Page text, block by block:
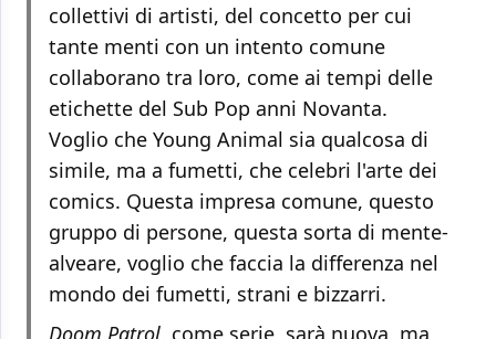
collettivi di artisti, del concetto per cui
tante menti con un intento comune
collaborano tra loro, come ai tempi delle
etichette del Sub Pop anni Novanta.
Voglio che Young Animal sia qualcosa di
simile, ma a fumetti, che celebri l'arte dei
comics. Questa impresa comune, questo
gruppo di persone, questa sorta di mente-
alveare, voglio che faccia la differenza nel
mondo dei fumetti, strani e bizzarri.
Doom Patrol, come serie, sarà nuova, ma